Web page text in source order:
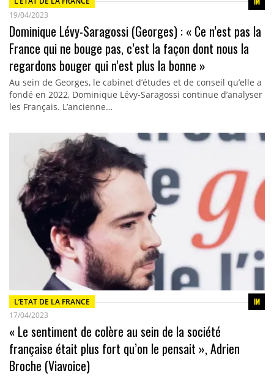
19/04/2023
Dominique Lévy-Saragossi (Georges) : « Ce n’est pas la
France qui ne bouge pas, c’est la façon dont nous la
regardons bouger qui n’est plus la bonne »
Au sein de Georges, le cabinet d’études et de conseil qu’elle a
fondé en 2022, Dominique Lévy-Saragossi continue d’analyser
les Français. L’ancienne…
L’ETAT DE LA FRANCE
17/04/2023
« Le sentiment de colère au sein de la société
française était plus fort qu’on le pensait », Adrien
Broche (Viavoice)